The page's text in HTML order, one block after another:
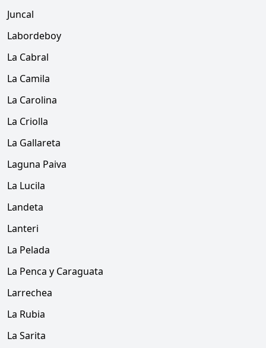
Juncal
Labordeboy
La Cabral
La Camila
La Carolina
La Criolla
La Gallareta
Laguna Paiva
La Lucila
Landeta
Lanteri
La Pelada
La Penca y Caraguata
Larrechea
La Rubia
La Sarita